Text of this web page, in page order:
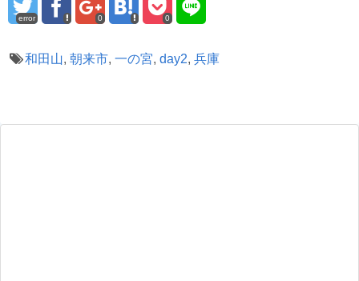
error 0 0
和田山, 朝来市, 一の宮, day2, 兵庫